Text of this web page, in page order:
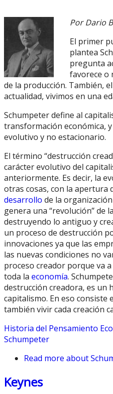
Por Dario
El primer
plantea
pregunta
favorece o
de la producción. También,
actualidad, vivimos en una
Schumpeter define al
transformación económica,
evolutivo y no estacionario.
El término “destrucción
carácter evolutivo del
anteriormente. Es decir, la
otras cosas, con la apertura
desarrollo de la
genera una “revolución” de
destruyendo lo antiguo y
un proceso de destrucción
innovaciones ya que las
las nuevas condiciones no
proceso creador porque va
toda la economía.
destrucción creadora, es un
capitalismo. En eso consiste
también vivir cada creación
Historia del Pensamiento
Schumpeter
Read more about
Keynes